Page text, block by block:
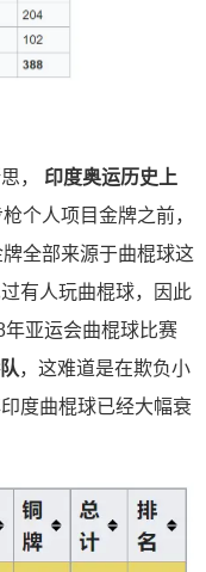
， 印度奥运历史上
个人项目金牌之前，
全部来源于曲棍球这
有人玩曲棍球，因此
亚运会曲棍球比赛
，这难道是在欺负小
度曲棍球已经大幅衰